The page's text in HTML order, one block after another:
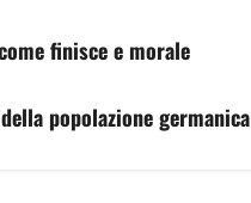
finisce e morale
popolazione germanica